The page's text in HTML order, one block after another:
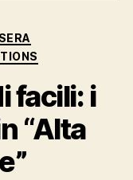
facili: i
“Alta